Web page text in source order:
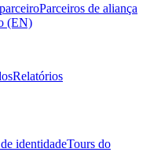
Parceiros de aliança
(EN)
Relatórios
identidadeTours do